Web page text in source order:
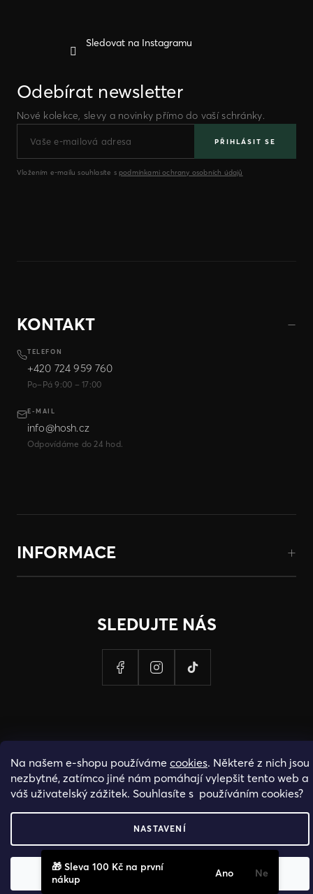
Na našem e-shopu používáme cookies. Některé z nich jsou
nezbytné, zatímco jiné nám pomáhají vylepšit tento web a
váš uživatelský zážitek. Souhlasíte s používáním cookies?
NASTAVENÍ
ODMÍTNOUT SOUHLASÍM
Sledovat na Instagramu
Odebírat newsletter
Nové kolekce, slevy a novinky přímo do vaší schránky.
PŘIHLÁSIT SE
Vložením e-mailu souhlasíte s podmínkami ochrany osobních údajů
KONTAKT
TELEFON
+420 724 959 760
Po–Pá 9:00 – 17:00
E-MAIL
info@hosh.cz
Odpovídáme do 24 hod.
INFORMACE
SLEDUJTE NÁS
PROVOZOVATELEM STRANEK HOSH.CZ JE SPOLECNOST PAK
🎁 Sleva 100 Kč na první
nákup
Ano Ne